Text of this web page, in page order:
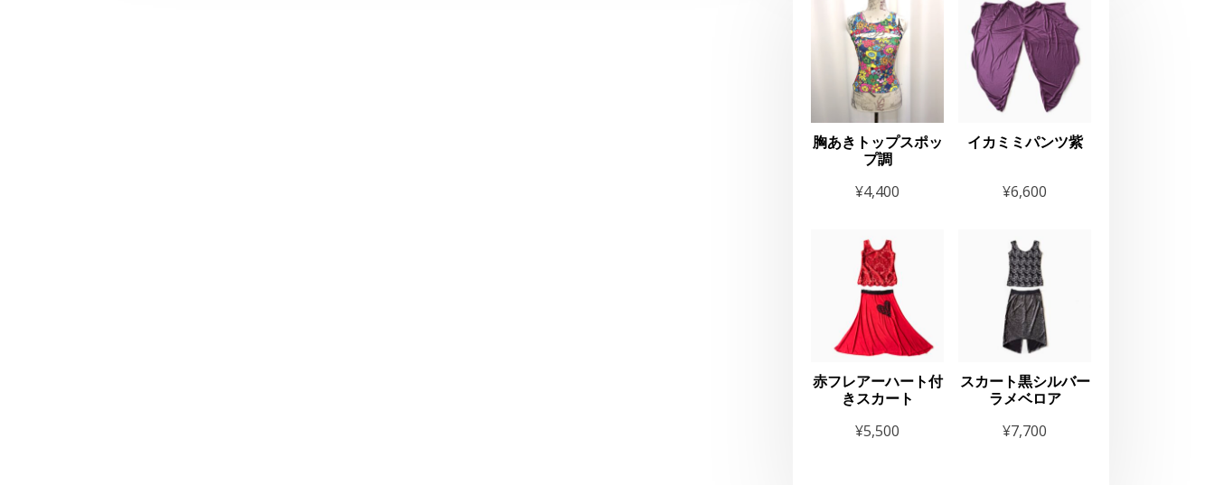
胸あきトップスポッ
プ調
¥4,400
イカミミパンツ紫
¥6,600
赤フレアーハート付
きスカート
¥5,500
スカート黒シルバー
ラメベロア
¥7,700